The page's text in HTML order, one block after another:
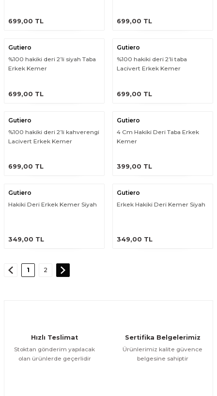
699,00 TL 699,00 TL
Gutiero
%100 hakiki deri 2’li siyah Taba
Erkek Kemer
699,00 TL
Gutiero
%100 hakiki deri 2’li taba
Lacivert Erkek Kemer
699,00 TL
Gutiero
%100 hakiki deri 2’li kahverengi
Lacivert Erkek Kemer
699,00 TL
Gutiero
4 Cm Hakiki Deri Taba Erkek
Kemer
399,00 TL
Gutiero
Hakiki Deri Erkek Kemer Siyah
349,00 TL
Gutiero
Erkek Hakiki Deri Kemer Siyah
349,00 TL
1 2
Hızlı Teslimat
Stoktan gönderim yapılacak
olan ürünlerde geçerlidir
Sertifika Belgelerimiz
Ürünlerimiz kalite güvence
belgesine sahiptir